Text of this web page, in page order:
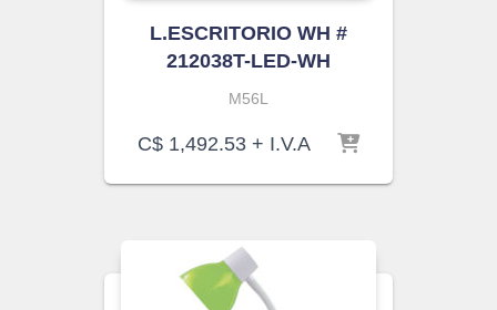
L.ESCRITORIO WH #
212038T-LED-WH
M56L
C$ 1,492.53 + I.V.A